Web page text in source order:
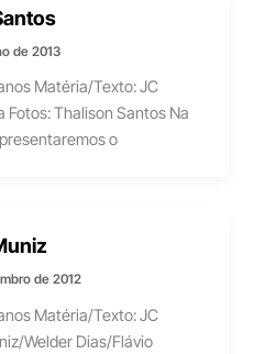
de 2013
Matéria/Texto: JC
Fotos: Thalison Santos Na
o
de 2012
Matéria/Texto: JC
Welder Dias/Flávio